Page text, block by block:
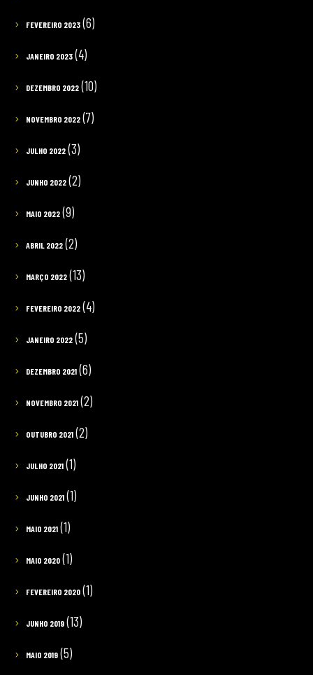
FEVEREIRO 2023(6)
JANEIRO 2023(4)
DEZEMBRO 2022(10)
NOVEMBRO 2022(7)
JULHO 2022(3)
JUNHO 2022(2)
MAIO 2022(9)
ABRIL 2022(2)
MARÇO 2022(13)
FEVEREIRO 2022(4)
JANEIRO 2022(5)
DEZEMBRO 2021(6)
NOVEMBRO 2021(2)
OUTUBRO 2021(2)
JULHO 2021(1)
JUNHO 2021(1)
MAIO 2021(1)
MAIO 2020(1)
FEVEREIRO 2020(1)
JUNHO 2019(13)
MAIO 2019(5)